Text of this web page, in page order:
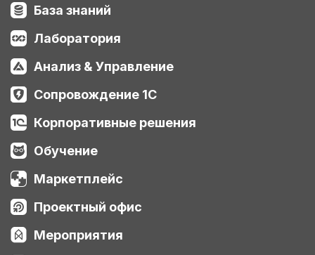
База знаний
Лаборатория
Анализ & Управление
Сопровождение 1С
Корпоративные решения
Обучение
Маркетплейс
Проектный офис
Мероприятия